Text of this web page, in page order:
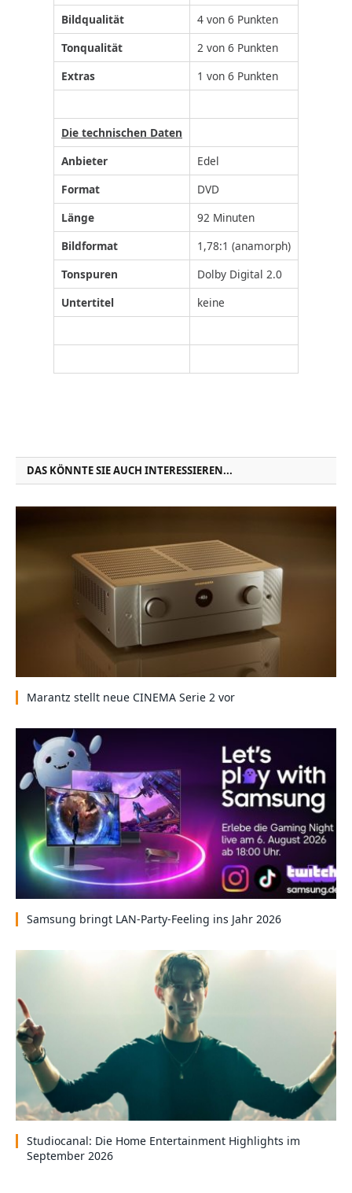
Bildqualität
4 von 6 Punkten
Tonqualität
2 von 6 Punkten
Extras
1 von 6 Punkten
Die technischen Daten
Anbieter
Edel
Format
DVD
Länge
92 Minuten
Bildformat
1,78:1 (anamorph)
Tonspuren
Dolby Digital 2.0
Untertitel
keine
DAS KÖNNTE SIE AUCH INTERESSIEREN...
Marantz stellt neue CINEMA Serie 2 vor
Samsung bringt LAN-Party-Feeling ins Jahr 2026
Studiocanal: Die Home Entertainment Highlights im
September 2026